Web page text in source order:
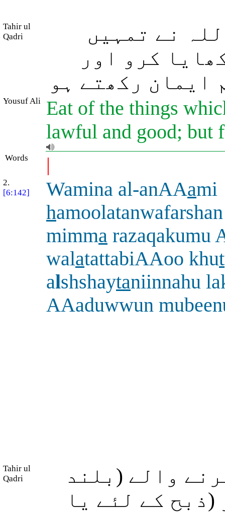
Tahir ul
Qadri
نے تمہیں
کرو اور
ایمان رکھتے ہو
Yousuf Ali
Eat of the things
lawful and good; but
Words |
2.
[6:142]
Wamina al-anAAami
h
mimma razaqakumu
walatattabiAAoo khut
alshshaytaniinnahu
AAaduwwun mubeen
Tahir ul
Qadri
والے (بلند
کے لئے یا